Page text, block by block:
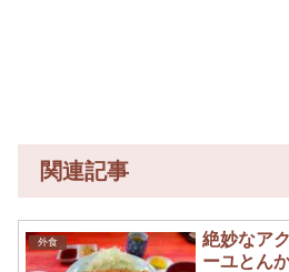
関連記事
外食
絶妙なア
ーユとん